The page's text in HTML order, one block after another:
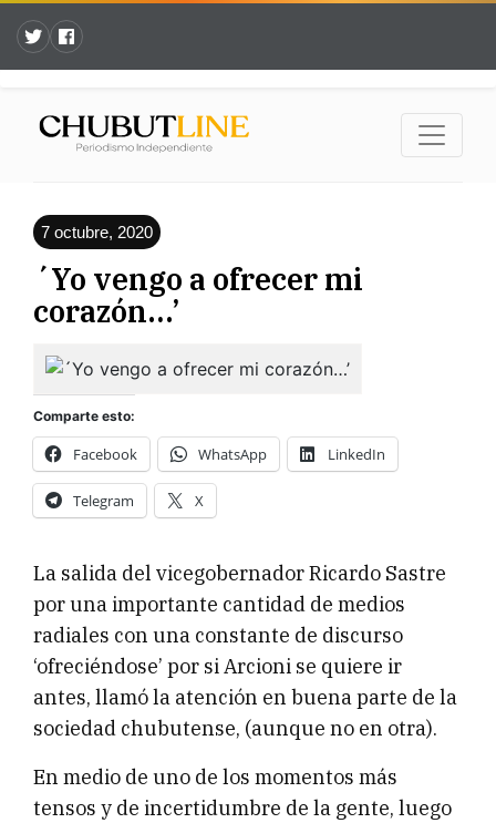
7 octubre, 2020
´Yo vengo a ofrecer mi
corazón…’
Comparte esto:
Facebook WhatsApp LinkedIn
Telegram X
La salida del vicegobernador Ricardo Sastre
por una importante cantidad de medios
radiales con una constante de discurso
‘ofreciéndose’ por si Arcioni se quiere ir
antes, llamó la atención en buena parte de la
sociedad chubutense, (aunque no en otra).
En medio de uno de los momentos más
tensos y de incertidumbre de la gente, luego